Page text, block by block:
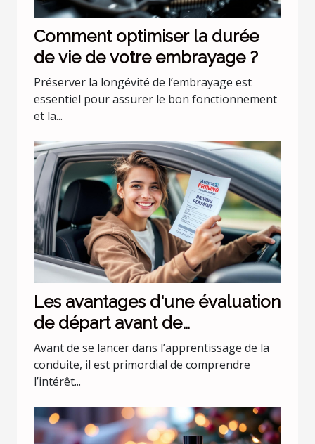
Comment optimiser la durée
de vie de votre embrayage ?
Préserver la longévité de l’embrayage est
essentiel pour assurer le bon fonctionnement
et la...
Les avantages d'une évaluation
de départ avant de
commencer les leçons de
conduite
Avant de se lancer dans l’apprentissage de la
conduite, il est primordial de comprendre
l’intérêt...